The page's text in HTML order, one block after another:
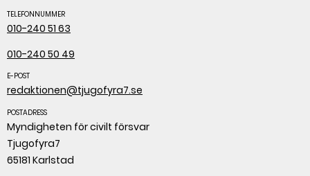
TELEFONNUMMER
010-240 51 63
010-240 50 49
E-POST
redaktionen@tjugofyra7.se
POSTADRESS
Myndigheten för civilt försvar
Tjugofyra7
65181 Karlstad